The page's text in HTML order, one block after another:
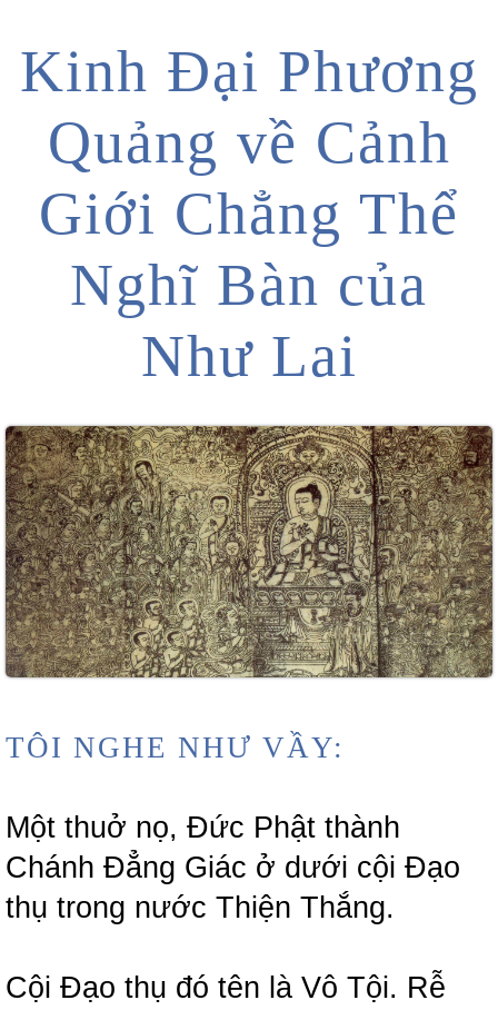
Kinh Đại Phương
Quảng về Cảnh
Giới Chẳng Thể
Nghĩ Bàn của
Như Lai
TÔI NGHE NHƯ VẦY:
Một thuở nọ, Đức Phật thành
Chánh Đẳng Giác ở dưới cội Đạo
thụ trong nước Thiện Thắng.
Cội Đạo thụ đó tên là Vô Tội. Rễ